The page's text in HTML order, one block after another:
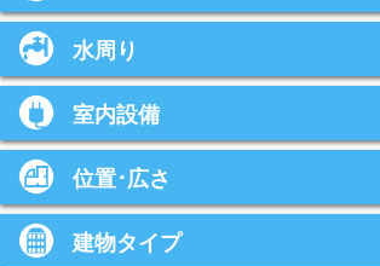
水周り
室内設備
位置･広さ
建物タイプ